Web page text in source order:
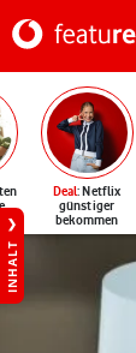
Deal: Netflix
günstiger
bekommen
INHALT